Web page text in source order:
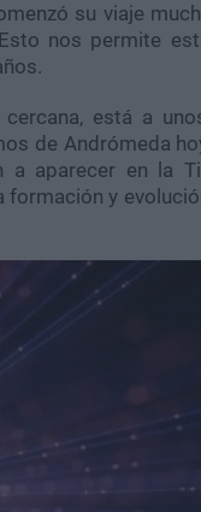
su viaje
nos permite
está a
de Andrómeda
a aparecer en la
formación y